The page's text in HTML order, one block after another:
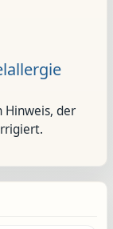
Hinweis, der